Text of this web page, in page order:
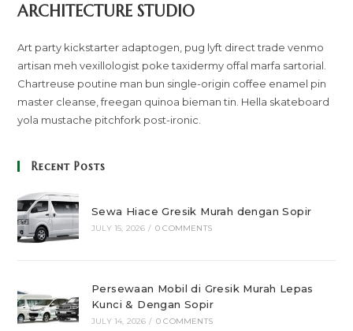
ARCHITECTURE STUDIO
Art party kickstarter adaptogen, pug lyft direct trade venmo
artisan meh vexillologist poke taxidermy offal marfa sartorial.
Chartreuse poutine man bun single-origin coffee enamel pin
master cleanse, freegan quinoa bieman tin. Hella skateboard
yola mustache pitchfork post-ironic.
Recent Posts
Sewa Hiace Gresik Murah dengan Sopir
JULY 15, 2026 / 0 COMMENTS
Persewaan Mobil di Gresik Murah Lepas
Kunci & Dengan Sopir
JULY 14, 2026 / 0 COMMENTS